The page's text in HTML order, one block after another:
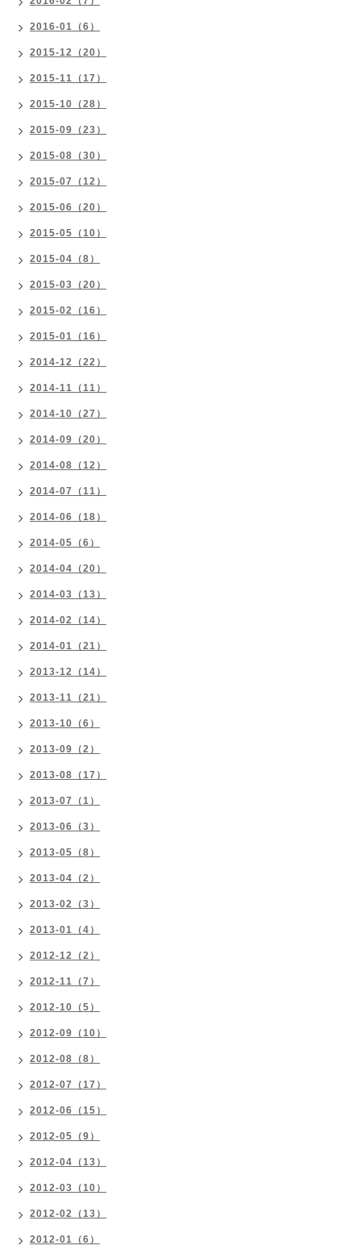
2016-01（6）
2015-12（20）
2015-11（17）
2015-10（28）
2015-09（23）
2015-08（30）
2015-07（12）
2015-06（20）
2015-05（10）
2015-04（8）
2015-03（20）
2015-02（16）
2015-01（16）
2014-12（22）
2014-11（11）
2014-10（27）
2014-09（20）
2014-08（12）
2014-07（11）
2014-06（18）
2014-05（6）
2014-04（20）
2014-03（13）
2014-02（14）
2014-01（21）
2013-12（14）
2013-11（21）
2013-10（6）
2013-09（2）
2013-08（17）
2013-07（1）
2013-06（3）
2013-05（8）
2013-04（2）
2013-02（3）
2013-01（4）
2012-12（2）
2012-11（7）
2012-10（5）
2012-09（10）
2012-08（8）
2012-07（17）
2012-06（15）
2012-05（9）
2012-04（13）
2012-03（10）
2012-02（13）
2012-01（6）